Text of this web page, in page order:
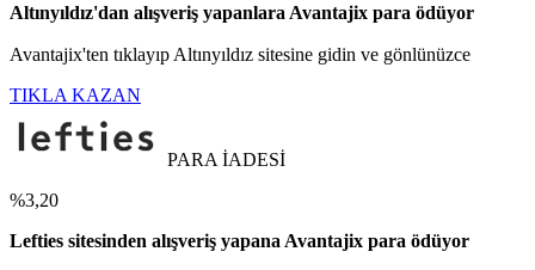
Altınyıldız'dan alışveriş yapanlara Avantajix para ödüyor
Avantajix'ten tıklayıp Altınyıldız sitesine gidin ve gönlünüzce
TIKLA KAZAN
PARA İADESİ
%3,20
Lefties sitesinden alışveriş yapana Avantajix para ödüyor